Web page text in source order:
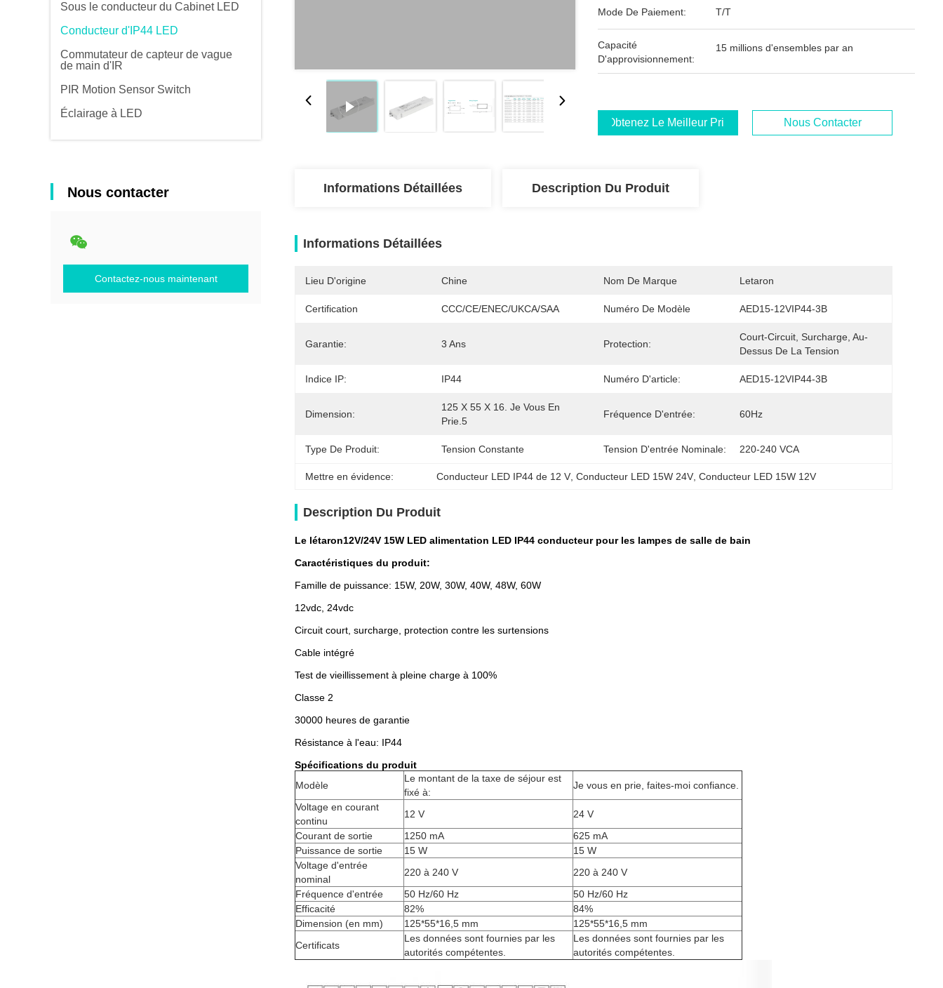
Sous le conducteur du Cabinet LED
Conducteur d'IP44 LED
Commutateur de capteur de vague
de main d'IR
PIR Motion Sensor Switch
Éclairage à LED
Nous contacter
Contactez-nous maintenant
Mode De Paiement: T/T
Capacité
D'approvisionnement:
15 millions d'ensembles par an
Obtenez Le Meilleur Prix Nous Contacter
Informations Détaillées Description Du Produit
Informations Détaillées
Lieu D'origine Chine Nom De Marque Letaron
Certification CCC/CE/ENEC/UKCA/SAA Numéro De Modèle AED15-12VIP44-3B
Garantie: 3 Ans Protection:
Court-Circuit, Surcharge, Au-
Dessus De La Tension
Indice IP: IP44 Numéro D'article: AED15-12VIP44-3B
Dimension:
125 X 55 X 16. Je Vous En
Prie.5
Fréquence D'entrée: 60Hz
Type De Produit: Tension Constante Tension D'entrée Nominale: 220-240 VCA
Mettre en évidence: Conducteur LED IP44 de 12 V , Conducteur LED 15W 24V , Conducteur LED 15W 12V
Description Du Produit
Le létaron12V/24V 15W LED alimentation LED IP44 conducteur pour les lampes de salle de bain
Caractéristiques du produit:
Famille de puissance: 15W, 20W, 30W, 40W, 48W, 60W
12vdc, 24vdc
Circuit court, surcharge, protection contre les surtensions
Cable intégré
Test de vieillissement à pleine charge à 100%
Classe 2
30000 heures de garantie
Résistance à l'eau: IP44
Spécifications du produit
Modèle
Le montant de la taxe de séjour est
fixé à:
Je vous en prie, faites-moi confiance.
Voltage en courant
continu
12 V
24 V
Courant de sortie
1250 mA
625 mA
Puissance de sortie
15 W
15 W
Voltage d'entrée
nominal
220 à 240 V
220 à 240 V
Fréquence d'entrée
50 Hz/60 Hz
50 Hz/60 Hz
Efficacité
82%
84%
Dimension (en mm)
125*55*16,5 mm
125*55*16,5 mm
Certificats
Les données sont fournies par les
autorités compétentes.
Les données sont fournies par les
autorités compétentes.